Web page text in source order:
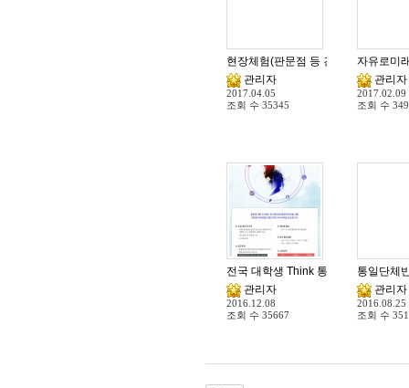
현장체험(판문점 등 견학) 참가자 마
관리자
2017.04.05
조회 수 35345
자유로미
관리자
2017.02.09
조회 수
전국 대학생 Think 통일 콘텐츠 프리
관리자
2016.12.08
조회 수 35667
통일단체
관리자
2016.08.25
조회 수